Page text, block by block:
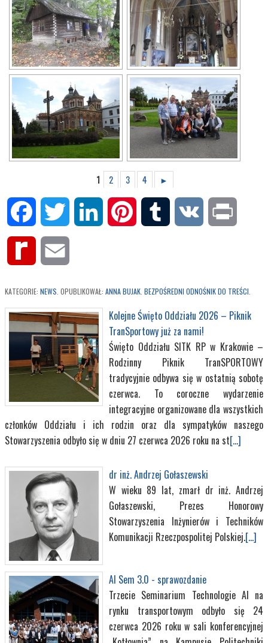
1 2 3 4 ►
Facebook Twitter LinkedIn Pinterest Tumblr VK
Rediff
KATEGORIE: NEWS . OPUBLIKOWAŁ: ANNA BUJAK BEZPOŚREDNI ODNOŚNIK DO TREŚCI
Kolejne Święto Oddziału 2026 – Piknik
TranSportowy już za nami!
Święto Oddziału SITK RP w Krakowie –
Rodzinny Piknik TranSPORTOWY
tradycyjnie odbywa się w ostatnią sobotę
czerwca. To coroczne wydarzenie
integracyjne organizowane dla wszystkich
członków Oddziału i ich rodzin oraz dla sympatyków naszego
Stowarzyszenia odbyło się w dniu 27 czerwca 2026 roku na st[...]
dr inż. Andrzej Gołaszewski
W wieku 89 lat, zmarł dr inż. Andrzej
Gołaszewski, Prezes Honorowy
Stowarzyszenia Inżynierów i Techników
Komunikacji Rzeczpospolitej Polskiej.[...]
AI Sem 3.0 - sprawozdanie
Trzecie Seminarium Technologie AI na
rynku transportowym odbyło się 24
czerwca 2026 roku w sali konferencyjnej